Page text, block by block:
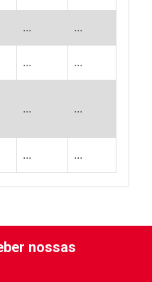
... ...
... ...
... ...
... ...
nossas